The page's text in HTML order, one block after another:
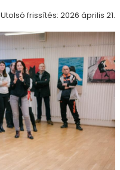
Utolsó frissítés: 2026 április 21.